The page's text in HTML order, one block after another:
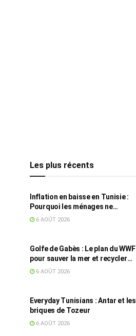
Les plus récents
Inflation en baisse en Tunisie :
Pourquoi les ménages ne
ressentent pas l’amélioration
6 AOÛT 2026
Golfe de Gabès : Le plan du WWF
pour sauver la mer et recycler
les déchets marins
6 AOÛT 2026
Everyday Tunisians : Antar et les
briques de Tozeur
6 AOÛT 2026